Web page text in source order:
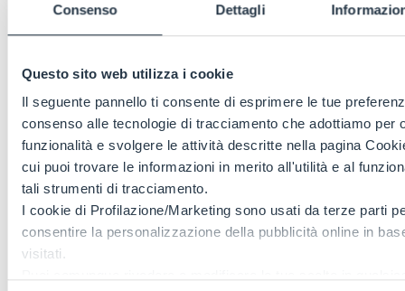
Consenso Dettagli
Questo sito web utilizza i cookie
Il seguente pannello ti consente di esprimere le tue
consenso alle tecnologie di tracciamento che adottiamo per
funzionalità e svolgere le attività descritte nella pagina
cui puoi trovare le informazioni in merito all'utilità e al
tali strumenti di tracciamento.
I cookie di Profilazione/Marketing sono usati da terze parti
consentire la personalizzazione della pubblicità online in
visitati.